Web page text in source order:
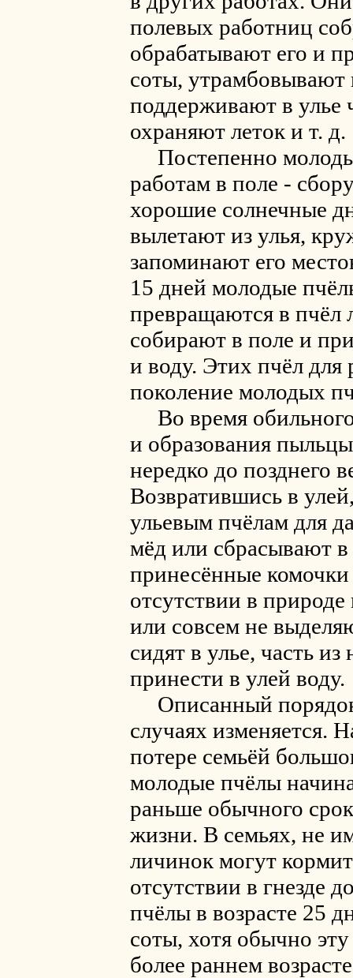
полевых работниц
обрабатывают его и
соты, утрамбовывают
поддерживают в улье
охраняют леток и т. д.
Постепенно
работам в поле -
хорошие солнечные
вылетают из улья,
запоминают его
15 дней молодые
превращаются в
собирают в поле и
и воду. Этих пчёл для
поколение молодых
Во время
и образования
нередко до позднего
Возвратившись в
ульевым пчёлам для
мёд или сбрасывают
принесённые
отсутствии в природе
или совсем не
сидят в улье, часть
принести в улей воду.
Описанный порядок
случаях изменяется.
потере семьёй
молодые пчёлы
раньше обычного
жизни. В семьях, не
личинок могут
отсутствии в гнезде
пчёлы в возрасте 25
соты, хотя обычно
более раннем